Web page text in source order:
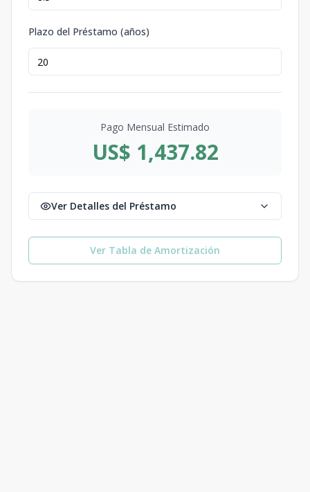
Plazo del Préstamo (años)
Pago Mensual Estimado
US$ 1,437.82
Ver Detalles del Préstamo
Ver Tabla de Amortización